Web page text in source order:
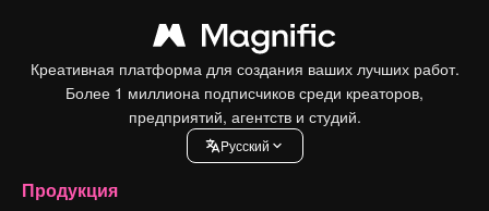
Креативная платформа для создания ваших лучших работ.
Более 1 миллиона подписчиков среди креаторов,
предприятий, агентств и студий.
Pусский
Продукция